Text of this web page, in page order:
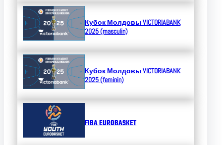
Кубок МолдовыVICTORIABANK
2025 (masculin)
Кубок МолдовыVICTORIABANK
2025 (feminin)
FIBA EUROBASKET